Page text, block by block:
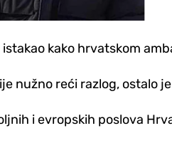
istakao kako hrvatskom
nužno reći razlog, ostalo
i evropskih poslova